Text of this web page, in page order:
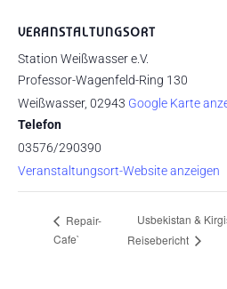
VERANSTALTUNGSORT
Station Weißwasser e.V.
Professor-Wagenfeld-Ring 130
Weißwasser, 02943 Google Karte
Telefon
03576/290390
Veranstaltungsort-Website anzeigen
Repair-
Cafe`
Usbekistan &
Reisebericht